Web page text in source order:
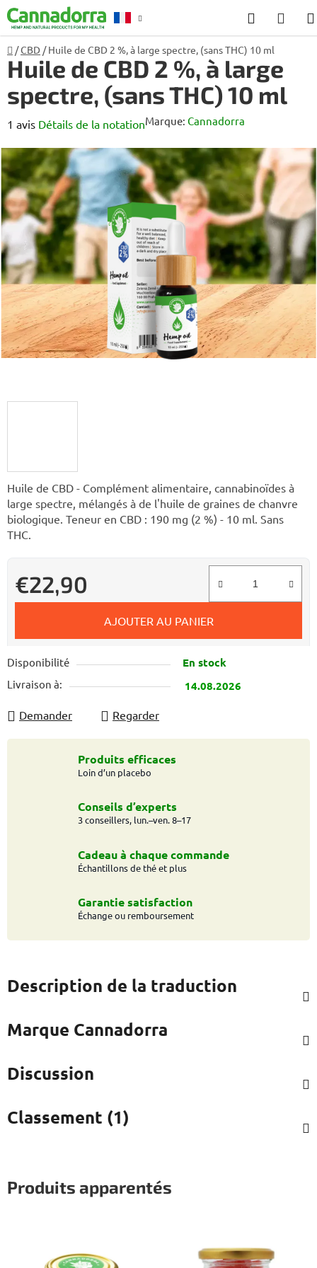
Aller
au
contenu
Huile de CBD - Complément alimentaire, cannabinoïdes à
large spectre, mélangés à de l'huile de graines de chanvre
biologique. Teneur en CBD : 190 mg (2 %) - 10 ml. Sans
THC.
€22,90
Prix de la mesure:
AJOUTER AU PANIER
Disponibilité En stock
Livraison à: 14.08.2026
Demander Regarder
Accueil
/CBD / Huile de CBD 2 %, à large spectre, (sans THC) 10 ml
Huile de CBD 2 %, à large
spectre, (sans THC) 10 ml
L'évaluation
du
produit
est
de
4,0
sur
5
étoiles.
1 avis Détails de la notationMarque: Cannadorra
Produits efficaces
Loin d’un placebo
Conseils d’experts
3 conseillers, lun.–ven. 8–17
Cadeau à chaque commande
Échantillons de thé et plus
Garantie satisfaction
Échange ou remboursement
Description de la traduction
Marque Cannadorra
Discussion
Classement (1)
Produits apparentés